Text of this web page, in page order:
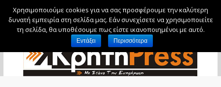
Κυριακή, 9 Αυγούστου, 2026
Χρησιμοποιούμε cookies για να σας προσφέρουμε την καλύτερη
δυνατή εμπειρία στη σελίδα μας. Εάν συνεχίσετε να χρησιμοποιείτε
τη σελίδα, θα υποθέσουμε πως είστε ικανοποιημένοι με αυτό.
Εντάξει Περισσότερα